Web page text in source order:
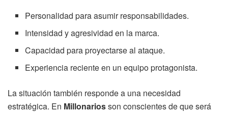
Personalidad para asumir responsabilidades.
Intensidad y agresividad en la marca.
Capacidad para proyectarse al ataque.
Experiencia reciente en un equipo protagonista.
La situación también responde a una necesidad
estratégica. En Millonariosson conscientes de que será